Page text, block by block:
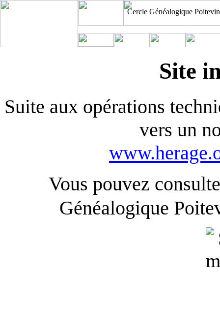
Cercle Généalogique Poitevin
Site
Suite aux opérations
vers un
Vous pouvez
Généalogique